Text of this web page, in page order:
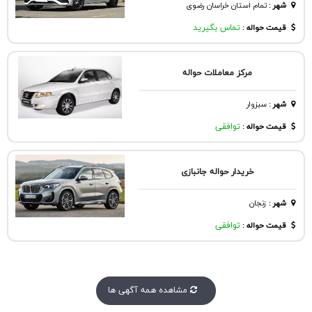
شهر:تمام استان خراسان رضوی
قیمت حواله : تماس بگیرید
مرکز معاملات حواله
شهر:سبزوار
قیمت حواله : توافقی
خریدار حواله جانبازی
شهر: زنجان
قیمت حواله : توافقی
مشاهده همه آگهی ها